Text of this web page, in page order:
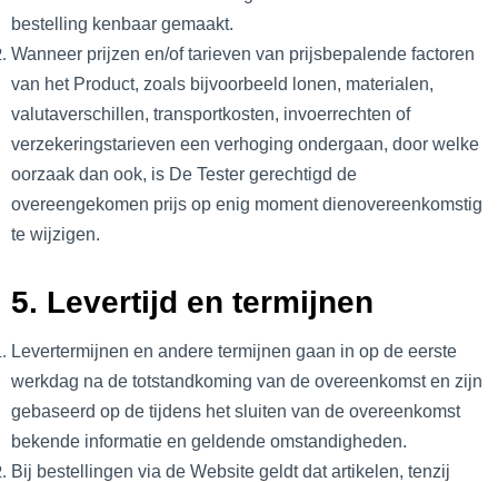
bestelling kenbaar gemaakt.
Wanneer prijzen en/of tarieven van prijsbepalende factoren
van het Product, zoals bijvoorbeeld lonen, materialen,
valutaverschillen, transportkosten, invoerrechten of
verzekeringstarieven een verhoging ondergaan, door welke
oorzaak dan ook, is De Tester gerechtigd de
overeengekomen prijs op enig moment dienovereenkomstig
te wijzigen.
5. Levertijd en termijnen
Levertermijnen en andere termijnen gaan in op de eerste
werkdag na de totstandkoming van de overeenkomst en zijn
gebaseerd op de tijdens het sluiten van de overeenkomst
bekende informatie en geldende omstandigheden.
Bij bestellingen via de Website geldt dat artikelen, tenzij